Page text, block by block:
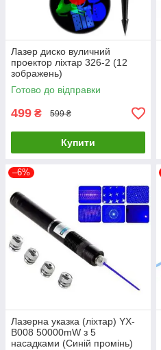
Лазер диско вуличний
проектор ліхтар 326-2 (12
зображень)
Готово до відправки
499 ₴ 599 ₴
Купити
–6%
Лазерна указка (ліхтар) YX-
B008 50000mW з 5
насадками (Синій промінь)